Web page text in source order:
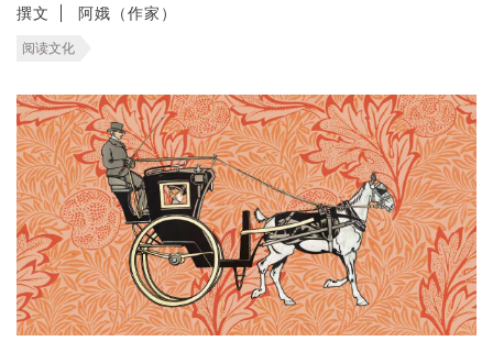
撰文 阿娥（作家）
阅读文化